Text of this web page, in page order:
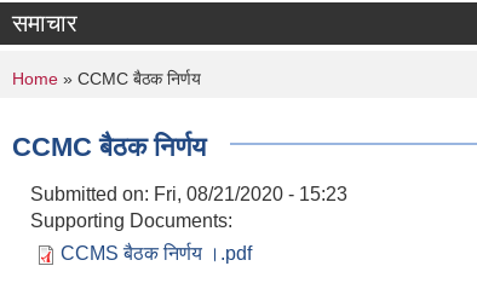
समाचार
You are here
Home » CCMC बैठक निर्णय
CCMC बैठक निर्णय
Submitted on: Fri, 08/21/2020 - 15:23
Supporting Documents:
CCMS बैठक निर्णय ।.pdf